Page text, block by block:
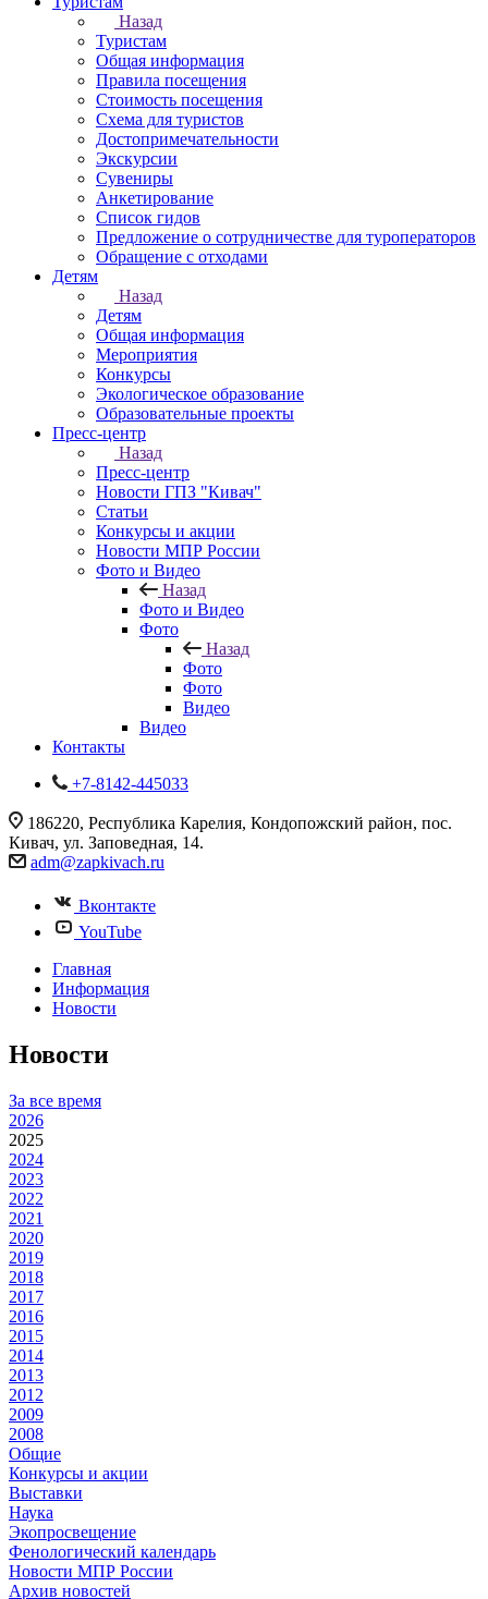
Назад
Туристам
Общая информация
Правила посещения
Стоимость посещения
Схема для туристов
Достопримечательности
Экскурсии
Сувениры
Анкетирование
Список гидов
Предложение о сотрудничестве для туроператоров
Обращение с отходами
Детям
Назад
Детям
Общая информация
Мероприятия
Конкурсы
Экологическое образование
Образовательные проекты
Пресс-центр
Назад
Пресс-центр
Новости ГПЗ "Кивач"
Статьи
Конкурсы и акции
Новости МПР России
Фото и Видео
Назад
Фото и Видео
Фото
Назад
Фото
Фото
Видео
Видео
Контакты
+7-8142-445033
186220, Республика Карелия, Кондопожский район, пос.
Кивач, ул. Заповедная, 14.
adm@zapkivach.ru
Вконтакте
YouTube
Главная
Информация
Новости
Новости
За все время
2026
2025
2024
2023
2022
2021
2020
2019
2018
2017
2016
2015
2014
2013
2012
2009
2008
Общие
Конкурсы и акции
Выставки
Наука
Экопросвещение
Фенологический календарь
Новости МПР России
Архив новостей